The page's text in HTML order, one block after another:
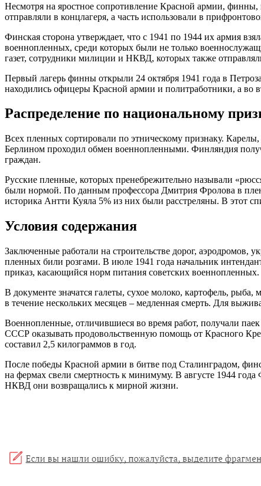
Несмотря на яростное сопротивление Красной армии, финны,
отправляли в концлагеря, а часть использовали в
Финская сторона утверждает, что с 1941 по 1944 их армия
военнопленных, среди которых были не только
газет, сотрудники милиции и НКВД, которых также
Первый лагерь финны открыли 24 октября 1941 года в
находились офицеры Красной армии и политработники, а
Распределение по национальному
Всех пленных сортировали по этническому признаку.
Берлином проходил обмен военнопленными. Финляндия
граждан.
Русские пленные, которых пренебрежительно называли
были нормой. По данным профессора Дмитрия Фролова в
историка Антти Куяла 5% из них были расстреляны. В этот
Условия содержания
Заключенные работали на строительстве дорог,
пленных били розгами. В июле 1941 года начальник
приказ, касающийся норм питания советских военнопленных.
В документе значатся галеты, сухое молоко, картофель,
в течение нескольких месяцев – медленная смерть. Для
Военнопленные, отличившиеся во время работ, получали
СССР оказывать продовольственную помощь от Красного
составил 2,5 килограммов в год.
После победы Красной армии в битве под Сталинградом,
на фермах свели смертность к минимуму. В августе 1944
НКВД они возвращались к мирной жизни.